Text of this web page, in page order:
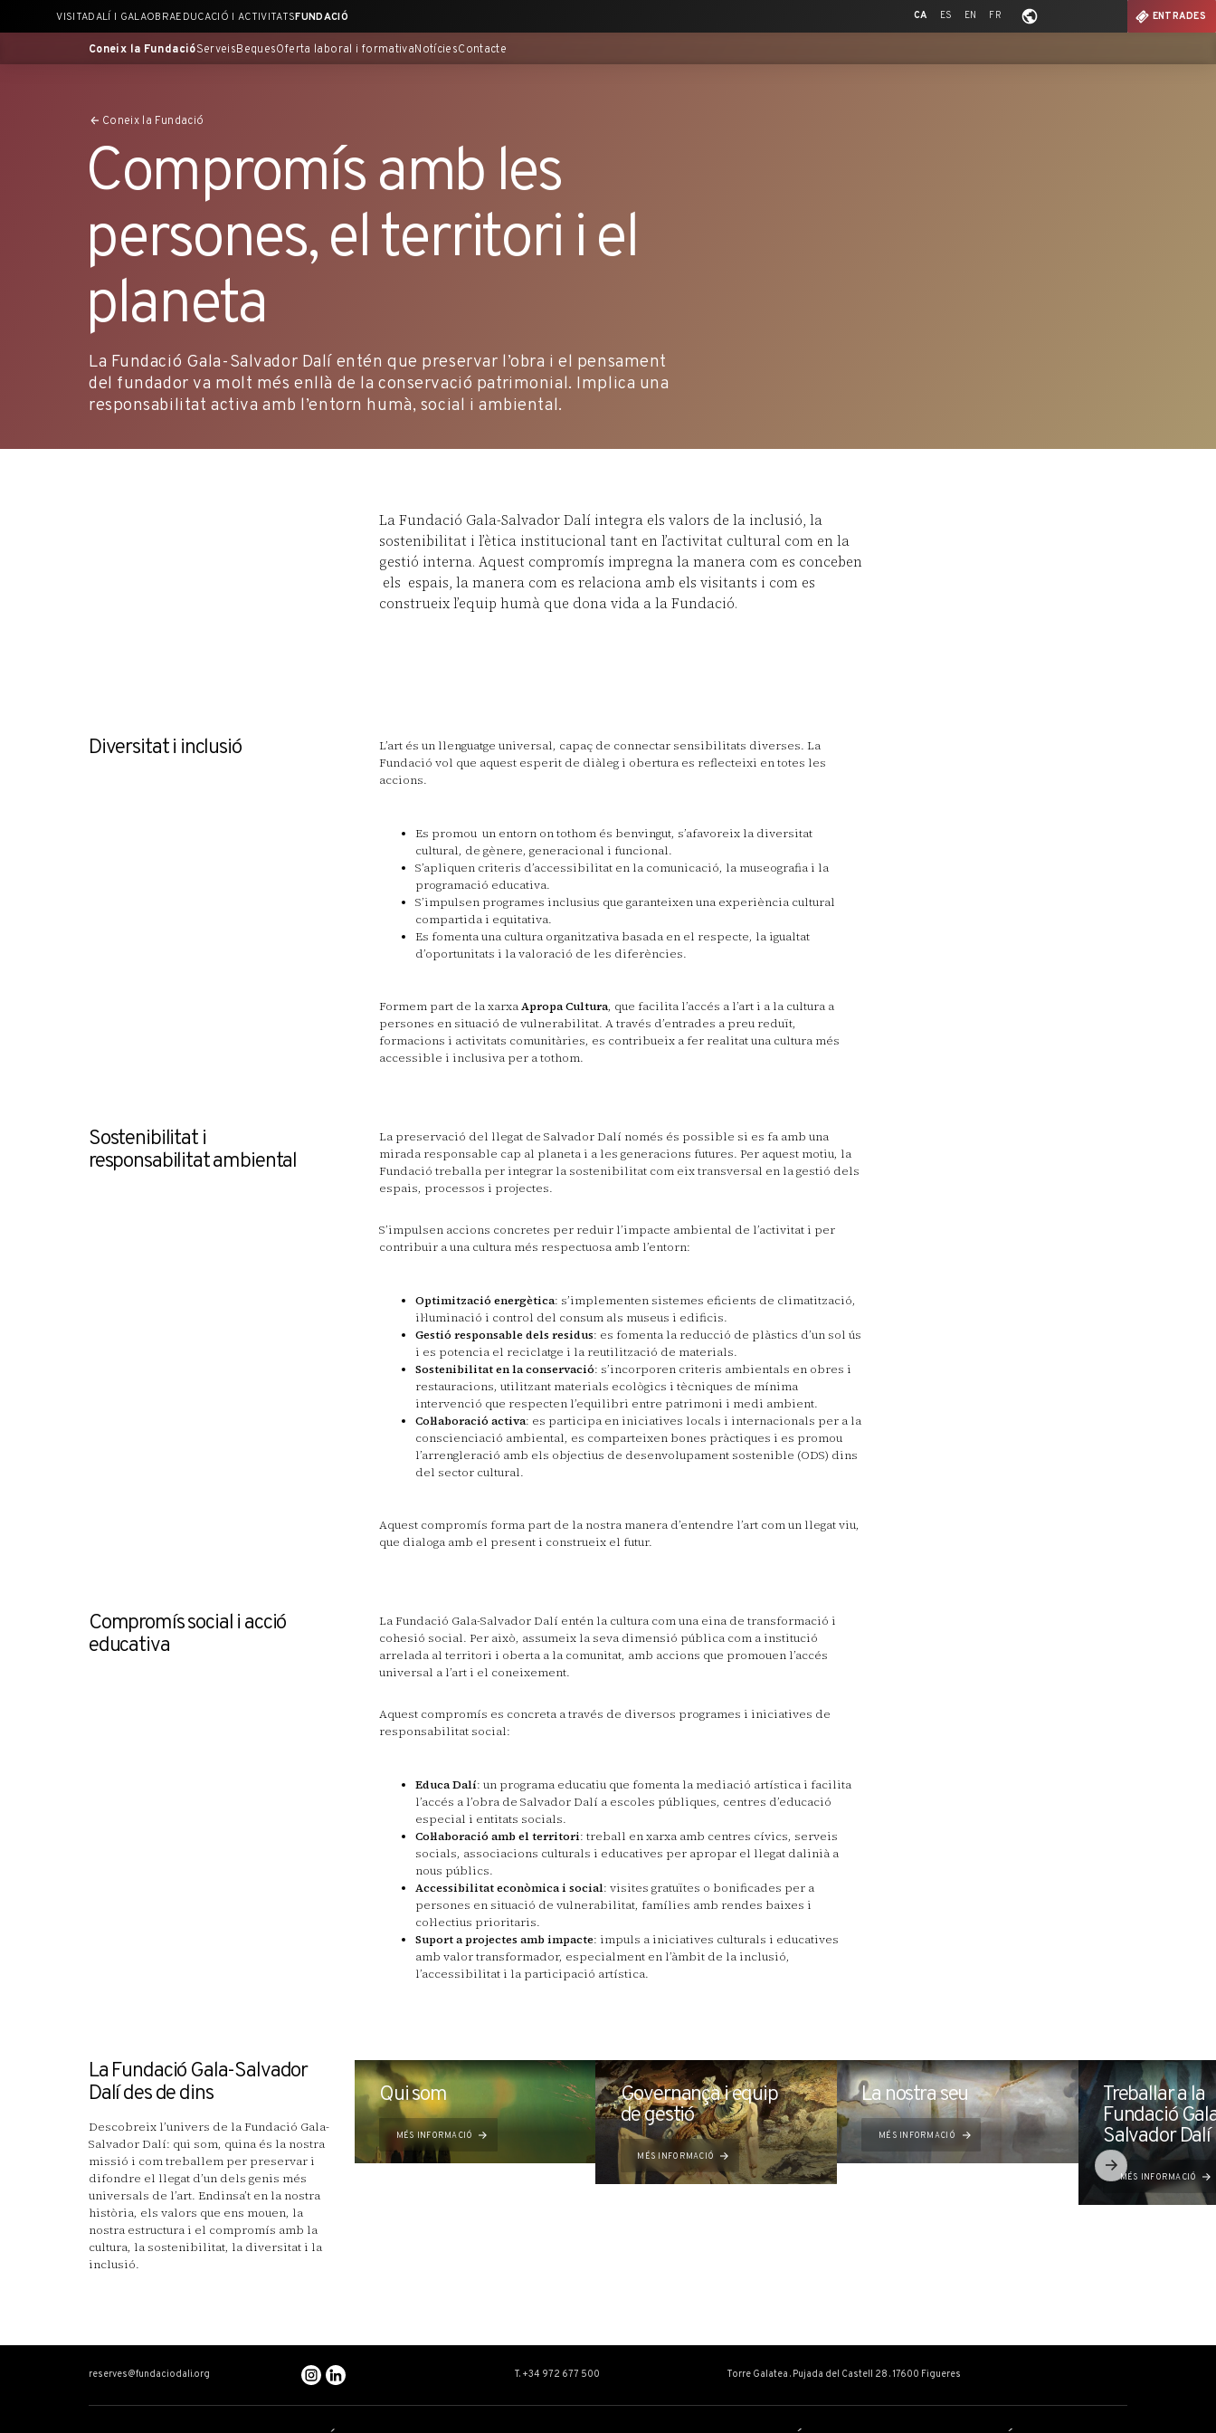
VISITADALÍ I GALAOBRAEDUCACIÓ I ACTIVITATSFUNDACIÓ CA ES EN FR ENTRADES
Coneix la FundacióServeisBequesOferta laboral i formativaNotíciesContacte
Coneix la Fundació
Compromís amb les
persones, el territori i el
planeta
La Fundació Gala-Salvador Dalí entén que preservar l’obra i el pensament
del fundador va molt més enllà de la conservació patrimonial. Implica una
responsabilitat activa amb l’entorn humà, social i ambiental.
La Fundació Gala-Salvador Dalí integra els valors de la inclusió, la
sostenibilitat i l’ètica institucional tant en l’activitat cultural com en la
gestió interna. Aquest compromís impregna la manera com es conceben
els espais, la manera com es relaciona amb els visitants i com es
construeix l’equip humà que dona vida a la Fundació.
Diversitat i inclusió
L’art és un llenguatge universal, capaç de connectar sensibilitats diverses. La
Fundació vol que aquest esperit de diàleg i obertura es reflecteixi en totes les
accions.
Es promou un entorn on tothom és benvingut, s’afavoreix la diversitat
cultural, de gènere, generacional i funcional.
S’apliquen criteris d’accessibilitat en la comunicació, la museografia i la
programació educativa.
S’impulsen programes inclusius que garanteixen una experiència cultural
compartida i equitativa.
Es fomenta una cultura organitzativa basada en el respecte, la igualtat
d’oportunitats i la valoració de les diferències.
Formem part de la xarxaApropa Cultura, que facilita l’accés a l’art i a la cultura a
persones en situació de vulnerabilitat. A través d’entrades a preu reduït,
formacions i activitats comunitàries, es contribueix a fer realitat una cultura més
accessible i inclusiva per a tothom.
Sostenibilitat i
responsabilitat ambiental
La preservació del llegat de Salvador Dalí només és possible si es fa amb una
mirada responsable cap al planeta i a les generacions futures. Per aquest motiu, la
Fundació treballa per integrar la sostenibilitat com eix transversal en la gestió dels
espais, processos i projectes.
S’impulsen accions concretes per reduir l’impacte ambiental de l’activitat i per
contribuir a una cultura més respectuosa amb l’entorn:
Optimització energètica: s’implementen sistemes eficients de climatització,
il·luminació i control del consum als museus i edificis.
Gestió responsable dels residus: es fomenta la reducció de plàstics d’un sol ús
i es potencia el reciclatge i la reutilització de materials.
Sostenibilitat en la conservació: s’incorporen criteris ambientals en obres i
restauracions, utilitzant materials ecològics i tècniques de mínima
intervenció que respecten l’equilibri entre patrimoni i medi ambient.
Col·laboració activa: es participa en iniciatives locals i internacionals per a la
conscienciació ambiental, es comparteixen bones pràctiques i es promou
l’arrengleració amb els objectius de desenvolupament sostenible (ODS) dins
del sector cultural.
Aquest compromís forma part de la nostra manera d’entendre l’art com un llegat viu,
que dialoga amb el present i construeix el futur.
Compromís social i acció
educativa
La Fundació Gala-Salvador Dalí entén la cultura com una eina de transformació i
cohesió social. Per això, assumeix la seva dimensió pública com a institució
arrelada al territori i oberta a la comunitat, amb accions que promouen l’accés
universal a l’art i el coneixement.
Aquest compromís es concreta a través de diversos programes i iniciatives de
responsabilitat social:
Educa Dalí: un programa educatiu que fomenta la mediació artística i facilita
l’accés a l’obra de Salvador Dalí a escoles públiques, centres d’educació
especial i entitats socials.
Col·laboració amb el territori: treball en xarxa amb centres cívics, serveis
socials, associacions culturals i educatives per apropar el llegat dalinià a
nous públics.
Accessibilitat econòmica i social: visites gratuïtes o bonificades per a
persones en situació de vulnerabilitat, famílies amb rendes baixes i
col·lectius prioritaris.
Suport a projectes amb impacte: impuls a iniciatives culturals i educatives
amb valor transformador, especialment en l’àmbit de la inclusió,
l’accessibilitat i la participació artística.
La Fundació Gala-Salvador
Dalí des de dins
Descobreix l’univers de la Fundació Gala-
Salvador Dalí: qui som, quina és la nostra
missió i com treballem per preservar i
difondre el llegat d’un dels genis més
universals de l’art. Endinsa’t en la nostra
història, els valors que ens mouen, la
nostra estructura i el compromís amb la
cultura, la sostenibilitat, la diversitat i la
inclusió.
Qui som
MÉS INFORMACIÓ
Governança i equip
de gestió
MÉS INFORMACIÓ
La nostra seu
MÉS INFORMACIÓ
Treballar a la
Fundació
Salvador Dalí
MÉS INFORMACIÓ
reserves@fundaciodali.org T. +34 972 677 500 Torre Galatea . Pujada del Castell 28 . 17600 Figueres